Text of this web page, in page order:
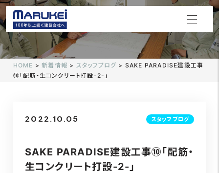
HOME >新着情報 > スタッフブログ > SAKE PARADISE建設工事
⑩「配筋・生コンクリート打設-2-」
2022.10.05 スタッフブログ
SAKE PARADISE建設工事⑩「配筋・
生コンクリート打設-2-」